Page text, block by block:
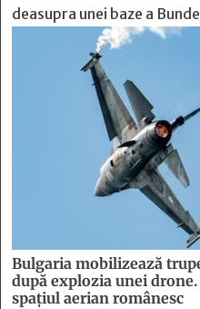
deasupra unei baze a
Bulgaria mobilizează
după explozia unei
spațiul aerian românesc